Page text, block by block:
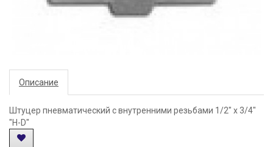
Описание
Штуцер пневматический с внутренними резьбами 1/2" х 3/4"
"H-D"